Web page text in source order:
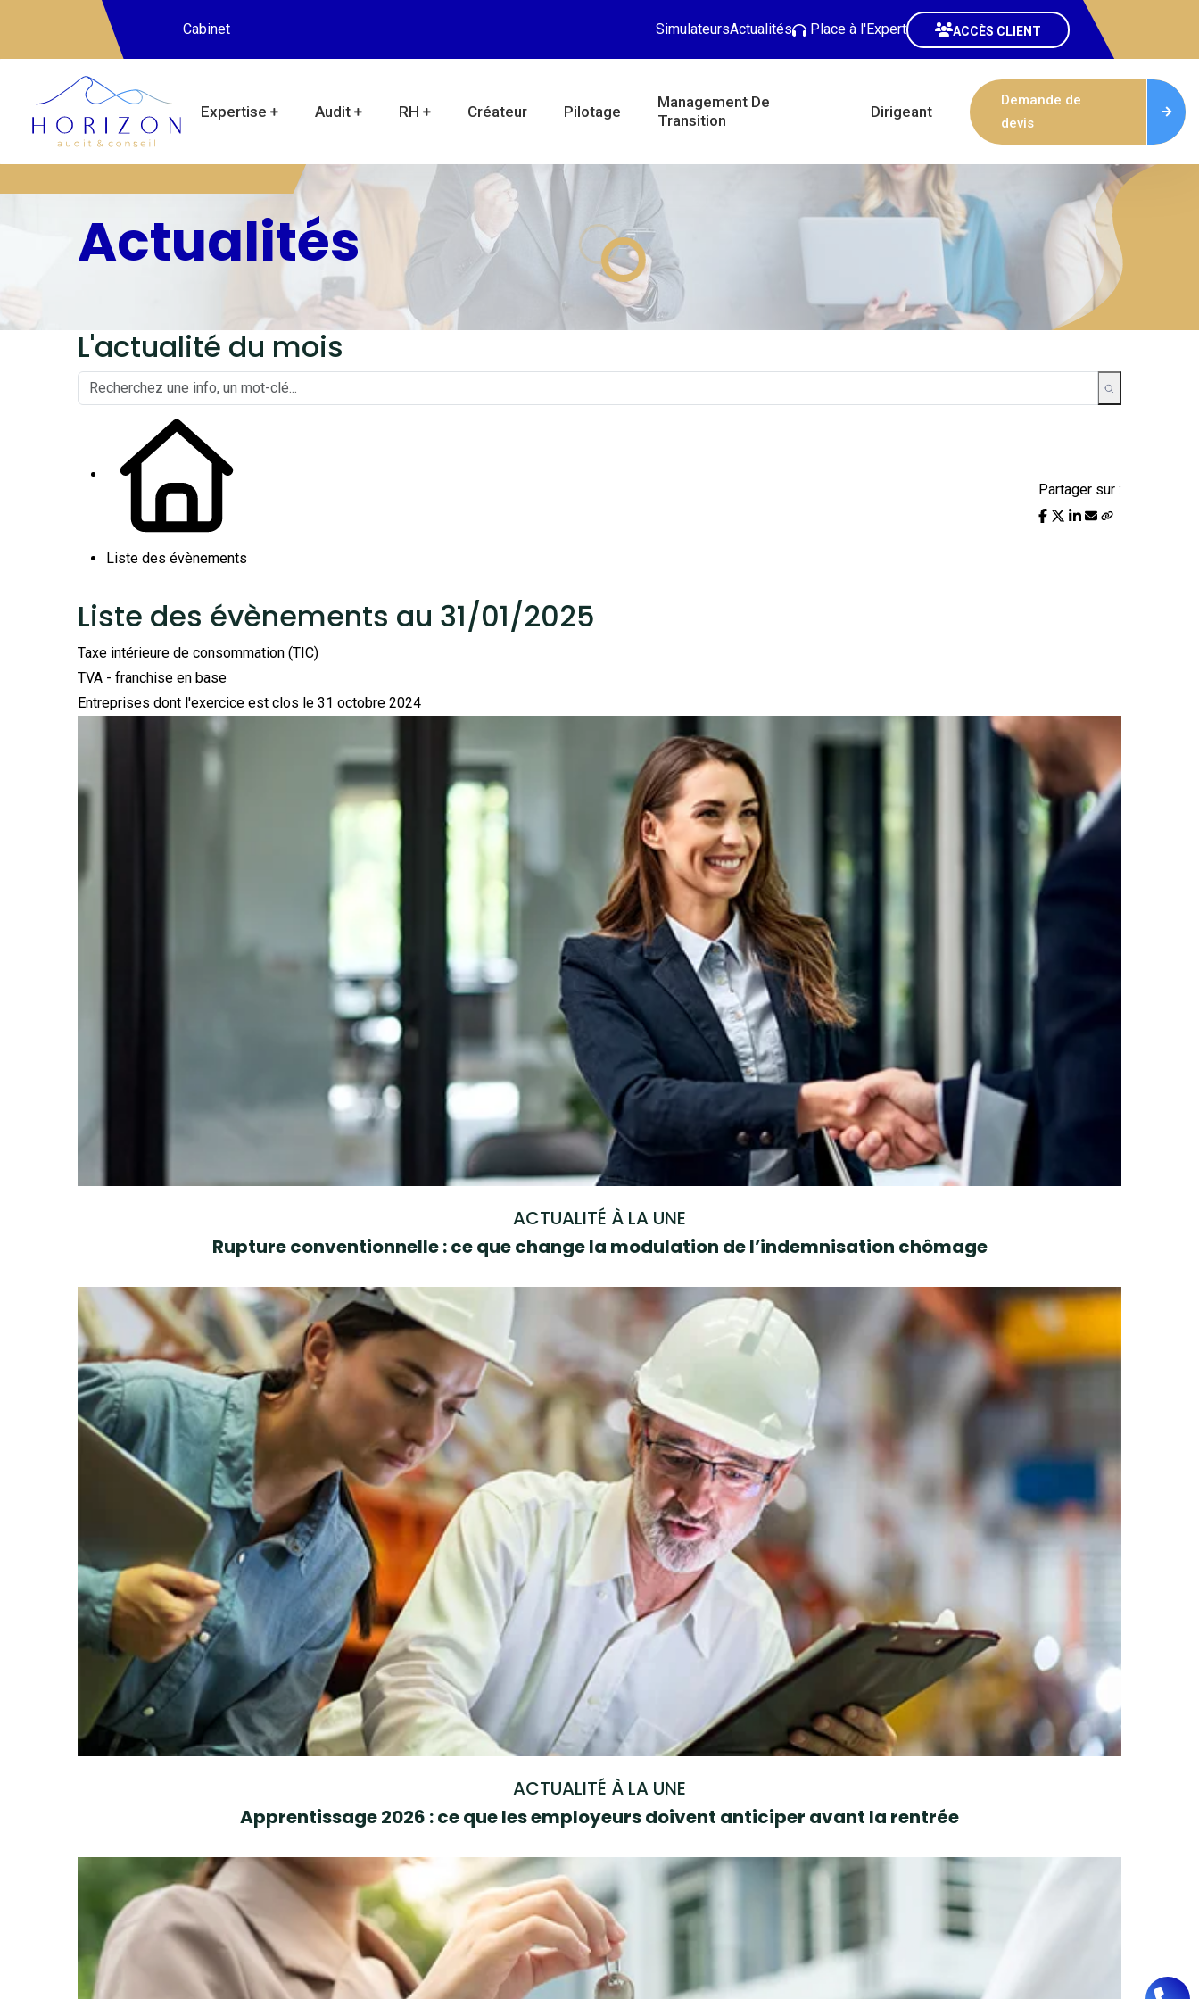
Cabinet SimulateursActualités Place à l'Expert ACCÈS CLIENT
Expertise Audit RH Créateur Pilotage
Management De
Transition
Dirigeant
Demande de
devis
Actualités
L'actualité du mois
Liste des évènements
Partager sur :
Liste des évènements au 31/01/2025
Taxe intérieure de consommation (TIC)
TVA - franchise en base
Entreprises dont l'exercice est clos le 31 octobre 2024
ACTUALITÉ À LA UNE
Rupture conventionnelle : ce que change la modulation de l’indemnisation chômage
ACTUALITÉ À LA UNE
Apprentissage 2026 : ce que les employeurs doivent anticiper avant la rentrée